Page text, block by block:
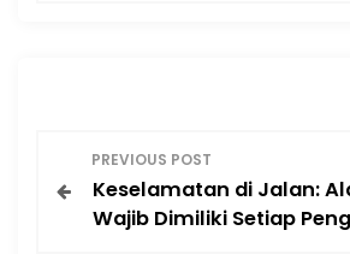
o
PREVIOUS POST
Keselamatan di Jalan:
Wajib Dimiliki Setiap